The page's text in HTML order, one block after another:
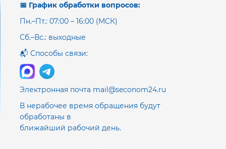
📅 График обработки вопросов:
Пн.–Пт.: 07:00 – 16:00 (МСК)
Сб.–Вс.: выходные
📬 Способы связи:
Электронная почта mail@seconom24.ru
В нерабочее время обращения будут
обработаны в
ближайший рабочий день.